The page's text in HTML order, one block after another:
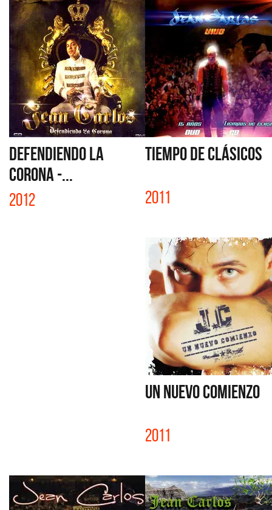
DEFENDIENDO LA
CORONA -...
2012
TIEMPO DE CLÁSICOS
2011
UN NUEVO COMIENZO
2011